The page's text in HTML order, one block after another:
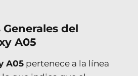
del
A05
A05 pertenece a la línea